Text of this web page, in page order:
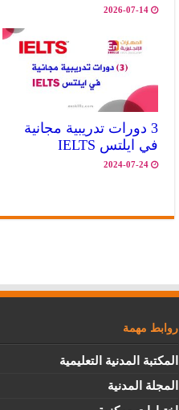
2026-07-14
3 دورات تدريبية مجانية
في ايلتس IELTS
2024-07-24
روابط مهمة
المكتبة المدنية التعليمية
المجلة المدنية